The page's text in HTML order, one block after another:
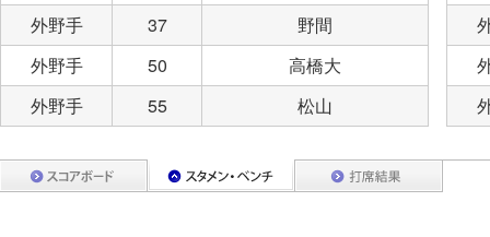
外野手
37
野間
外野手
50
高橋大
外野手
55 松山